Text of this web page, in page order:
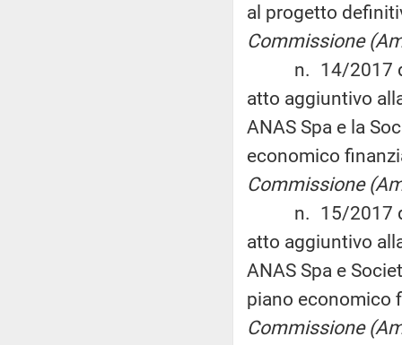
al progetto
Commissione
n. 14/2017 del
atto aggiuntivo
ANAS Spa e la
economico
Commissione
n. 15/2017 del
atto aggiuntivo
ANAS Spa e
piano economico
Commissione